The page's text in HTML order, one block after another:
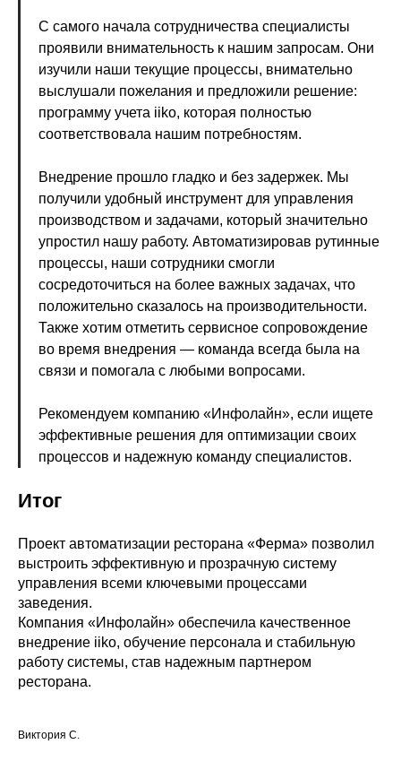
С самого начала сотрудничества специалисты
проявили внимательность к нашим запросам. Они
изучили наши текущие процессы, внимательно
выслушали пожелания и предложили решение:
программу учета iiko, которая полностью
соответствовала нашим потребностям.
Внедрение прошло гладко и без задержек. Мы
получили удобный инструмент для управления
производством и задачами, который значительно
упростил нашу работу. Автоматизировав рутинные
процессы, наши сотрудники смогли
сосредоточиться на более важных задачах, что
положительно сказалось на производительности.
Также хотим отметить сервисное сопровождение
во время внедрения — команда всегда была на
связи и помогала с любыми вопросами.
Рекомендуем компанию «Инфолайн», если ищете
эффективные решения для оптимизации своих
процессов и надежную команду специалистов.
Итог
Проект автоматизации ресторана «Ферма» позволил
выстроить эффективную и прозрачную систему
управления всеми ключевыми процессами
заведения.
Компания «Инфолайн» обеспечила качественное
внедрение iiko, обучение персонала и стабильную
работу системы, став надежным партнером
ресторана.
Виктория С.